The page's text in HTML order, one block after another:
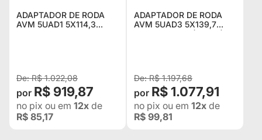
ADAPTADOR DE RODA
AVM 5UAD1 5X114,3
R$ 1.022,08
R$ 919,87
no pix ou em 12x de
R$ 85,17
ADAPTADOR DE RODA
AVM 5UAD3 5X139,7
PARA 6X139,7 (50MM)
R$ 1.197,68
R$ 1.077,91
no pix ou em 12x de
R$ 99,81